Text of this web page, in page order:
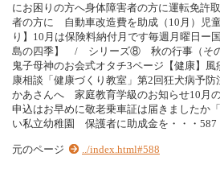
にお困りの方へ身体障害者の方に運転免許
者の方に 自動車改造費を助成（10月）児
り】10月は保険料納付月です毎週月曜日ー
島の四季】 / シリーズ⑧ 秋の行事（その
鬼子母神のお会式オタチ3ページ【健康】
康相談「健康づくり教室」第2回狂犬病予
かあさんへ 家庭教育学級のお知らせ10月
申込はお早めに敬老乗車証は届きましたか
い私立幼稚園 保護者に助成金を・・・587
元のページ ../index.html#588